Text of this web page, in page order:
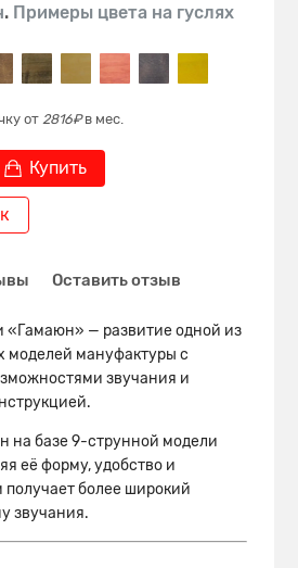
. Примеры цвета на гуслях
от 2816₽в мес.
Купить
Оставить отзыв
«Гамаюн» — развитие одной из
моделей мануфактуры с
звучания и
на базе 9-струнной модели
её форму, удобство и
получает более широкий
звучания.